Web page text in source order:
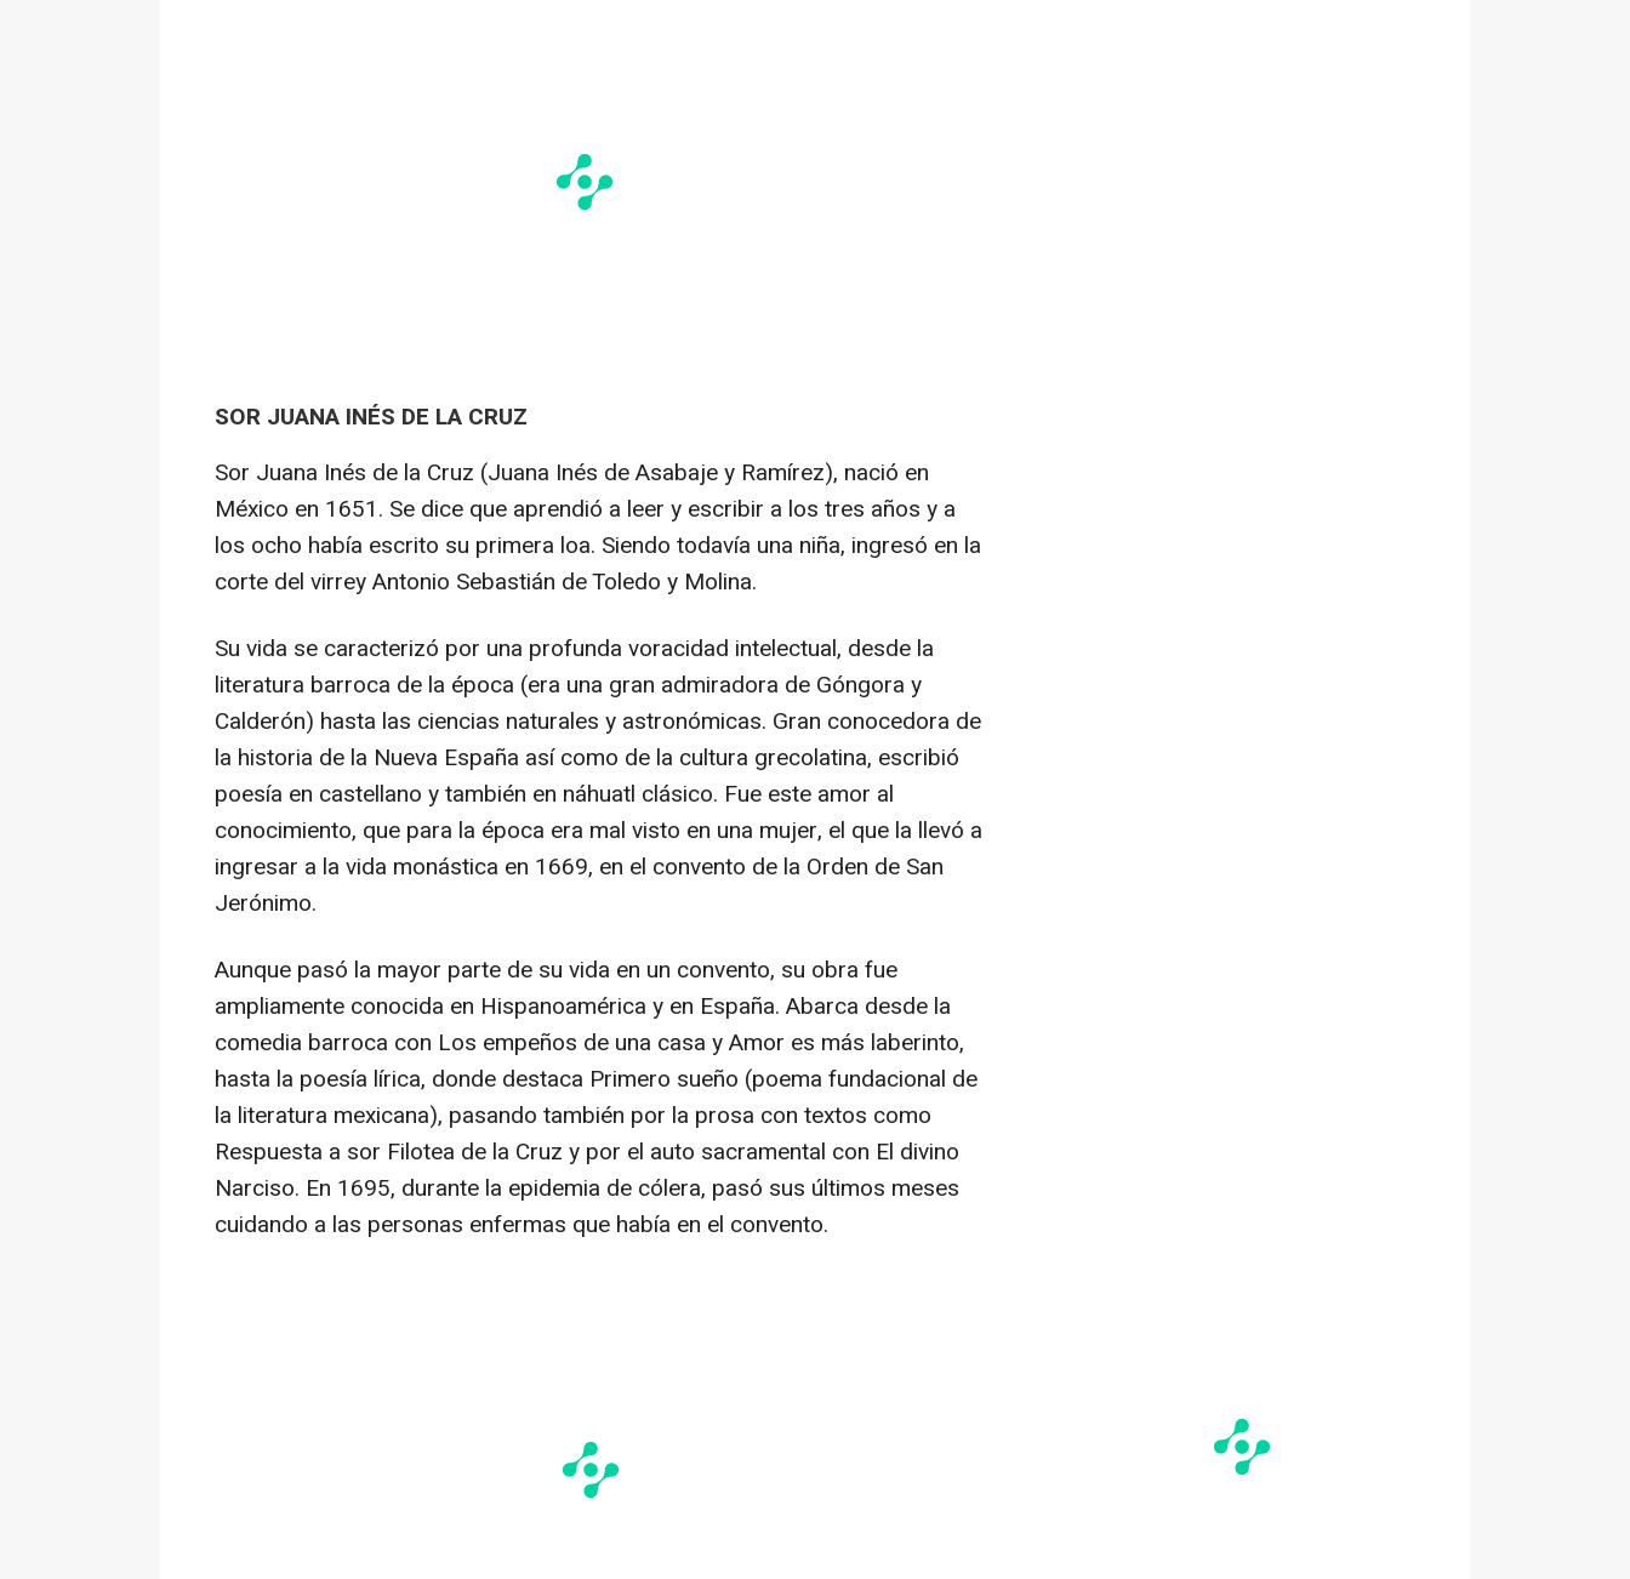
SOR JUANA INÉS DE LA CRUZ
Sor Juana Inés de la Cruz (Juana Inés de Asabaje y Ramírez), nació en
México en 1651. Se dice que aprendió a leer y escribir a los tres años y a
los ocho había escrito su primera loa. Siendo todavía una niña, ingresó en la
corte del virrey Antonio Sebastián de Toledo y Molina.
Su vida se caracterizó por una profunda voracidad intelectual, desde la
literatura barroca de la época (era una gran admiradora de Góngora y
Calderón) hasta las ciencias naturales y astronómicas. Gran conocedora de
la historia de la Nueva España así como de la cultura grecolatina, escribió
poesía en castellano y también en náhuatl clásico. Fue este amor al
conocimiento, que para la época era mal visto en una mujer, el que la llevó a
ingresar a la vida monástica en 1669, en el convento de la Orden de San
Jerónimo.
Aunque pasó la mayor parte de su vida en un convento, su obra fue
ampliamente conocida en Hispanoamérica y en España. Abarca desde la
comedia barroca con Los empeños de una casa y Amor es más laberinto,
hasta la poesía lírica, donde destaca Primero sueño (poema fundacional de
la literatura mexicana), pasando también por la prosa con textos como
Respuesta a sor Filotea de la Cruz y por el auto sacramental con El divino
Narciso. En 1695, durante la epidemia de cólera, pasó sus últimos meses
cuidando a las personas enfermas que había en el convento.